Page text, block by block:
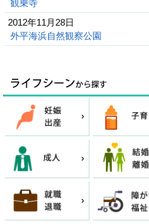
観乗寺
2012年11月28日
外平海浜自然観察公園